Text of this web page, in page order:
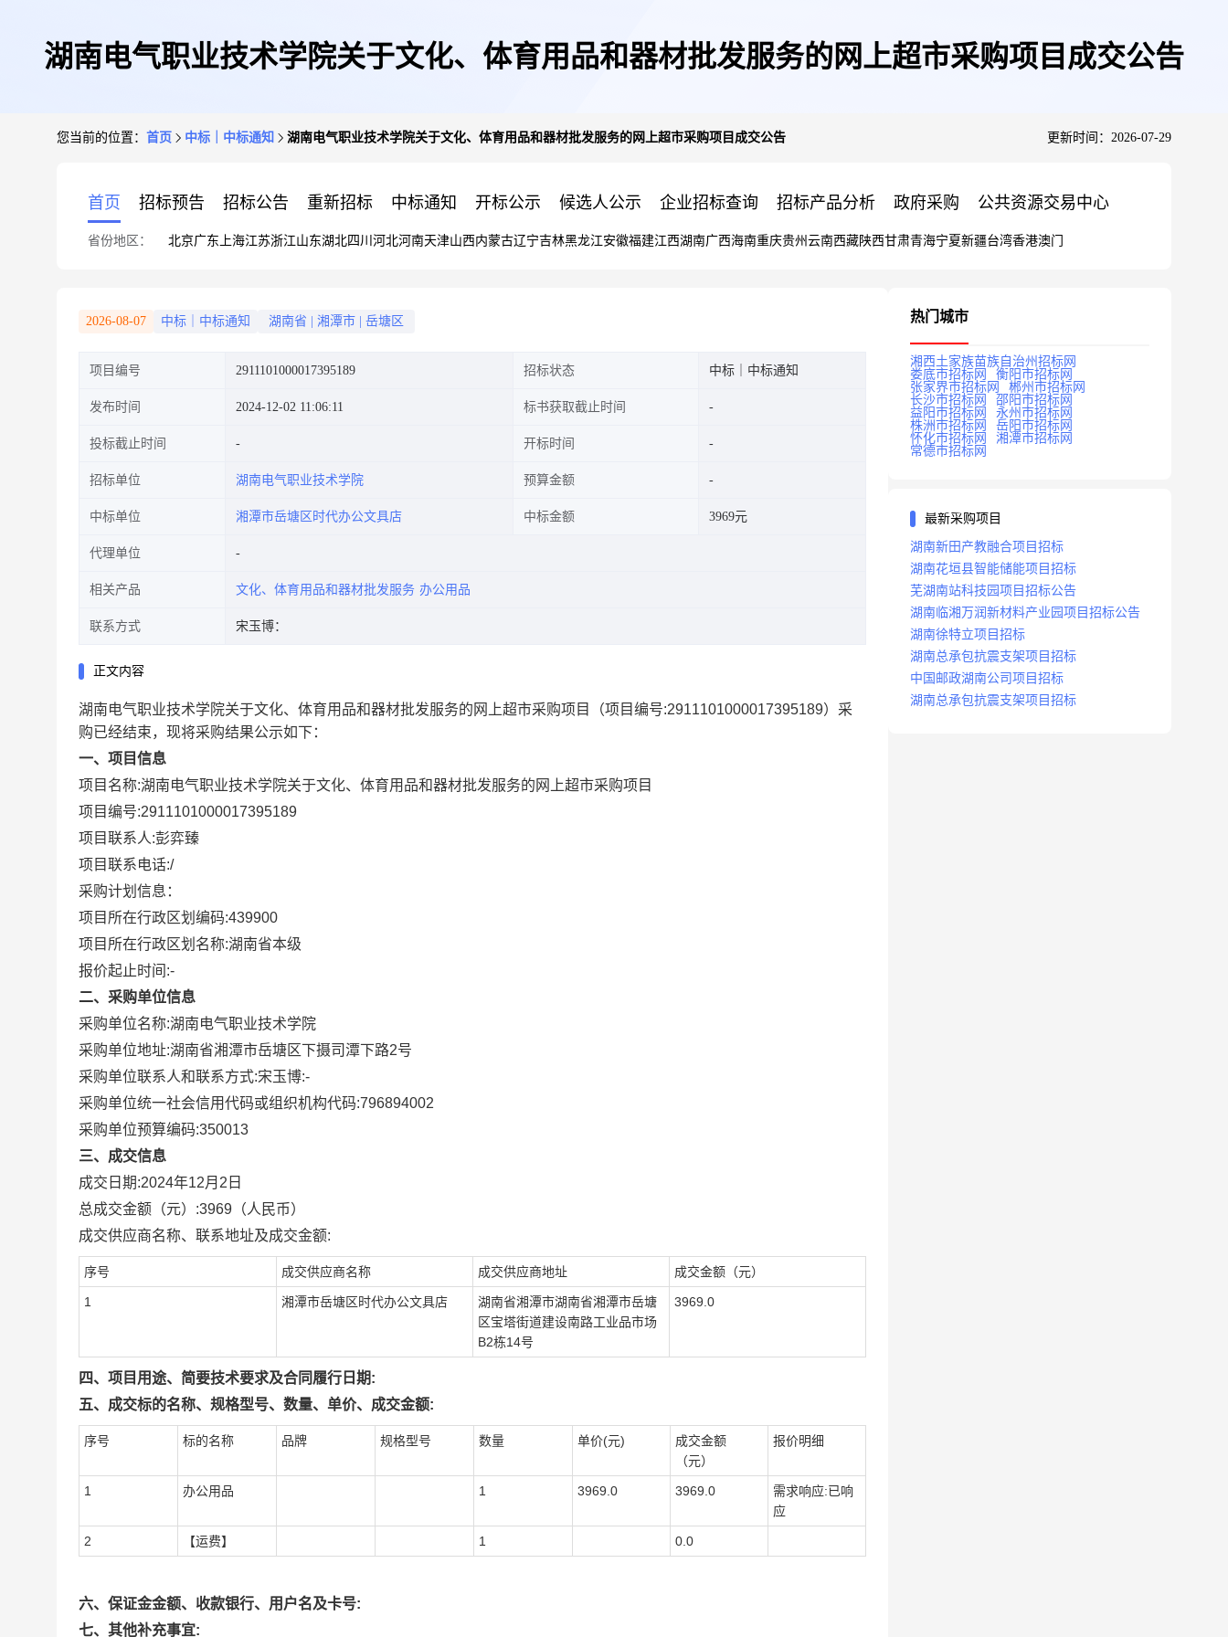
湖南电气职业技术学院关于文化、体育用品和器材批发服务的网上超市采购项目成交公告
您当前的位置： 首页 中标｜中标通知 湖南电气职业技术学院关于文化、体育用品和器材批发服务的网上超市采购项目成交公告 更新时间：2026-07-29
首页 招标预告 招标公告 重新招标 中标通知 开标公示 候选人公示 企业招标查询 招标产品分析 政府采购 公共资源交易中心
省份地区： 北京广东 上海江苏浙江山东湖北四川 河北河南天津山西内蒙古辽宁吉林黑龙江安徽福建江西湖南广西海南重庆贵州 云南西藏陕西甘肃青海宁夏新疆台湾香港澳门
2026-08-07 中标｜中标通知 湖南省 湘潭市 岳塘区
项目编号 2911101000017395189 招标状态 中标｜中标通知
发布时间 2024-12-02 11:06:11 标书获取截止时间
投标截止时间 开标时间
招标单位 湖南电气职业技术学院 预算金额
中标单位 湘潭市岳塘区时代办公文具店 中标金额 3969元
代理单位
相关产品 文化、体育用品和器材批发服务 办公用品
联系方式 宋玉博：
正文内容
湖南电气职业技术学院关于文化、体育用品和器材批发服务的网上超市采购项目 （项目编号:2911101000017395189）采
购已经结束，现将采购结果公示如下：
一、项目信息
项目名称:湖南电气职业技术学院关于文化、体育用品和器材批发服务的网上超市采购项目
项目编号:2911101000017395189
项目联系人:彭弈臻
项目联系电话:/
采购计划信息：
项目所在行政区划编码:439900
项目所在行政区划名称:湖南省本级
报价起止时间:-
二、采购单位信息
采购单位名称:湖南电气职业技术学院
采购单位地址:湖南省湘潭市岳塘区下摄司潭下路2号
采购单位联系人和联系方式:宋玉博:-
采购单位统一社会信用代码或组织机构代码:796894002
采购单位预算编码:350013
三、成交信息
成交日期:2024年12月2日
总成交金额（元）:3969 （人民币）
成交供应商名称、联系地址及成交金额:
序号 成交供应商名称 成交供应商地址 成交金额（元）
1 湘潭市岳塘区时代办公文具店
湖南省湘潭市湖南省湘潭市岳塘
区宝塔街道建设南路工业品市场
B2栋14号
3969.0
四、项目用途、简要技术要求及合同履行日期:
五、成交标的名称、规格型号、数量、单价、成交金额:
序号 标的名称 品牌 规格型号 数量 单价(元)
成交金额
（元）
报价明细
1 办公用品 1 3969.0 3969.0
需求响应:已响
应
2 【运费】 1 0.0
六、保证金金额、收款银行、用户名及卡号:
七、其他补充事宜:
热门城市
湘西土家族苗族自治州招标网
娄底市招标网
衡阳市招标网
张家界市招标网
郴州市招标网
长沙市招标网
邵阳市招标网
益阳市招标网
永州市招标网
株洲市招标网
岳阳市招标网
怀化市招标网
湘潭市招标网
常德市招标网
最新采购项目
湖南新田产教融合项目招标
湖南花垣县智能储能项目招标
芜湖南站科技园项目招标公告
湖南临湘万润新材料产业园项目招标公告
湖南徐特立项目招标
湖南总承包抗震支架项目招标
中国邮政湖南公司项目招标
湖南总承包抗震支架项目招标